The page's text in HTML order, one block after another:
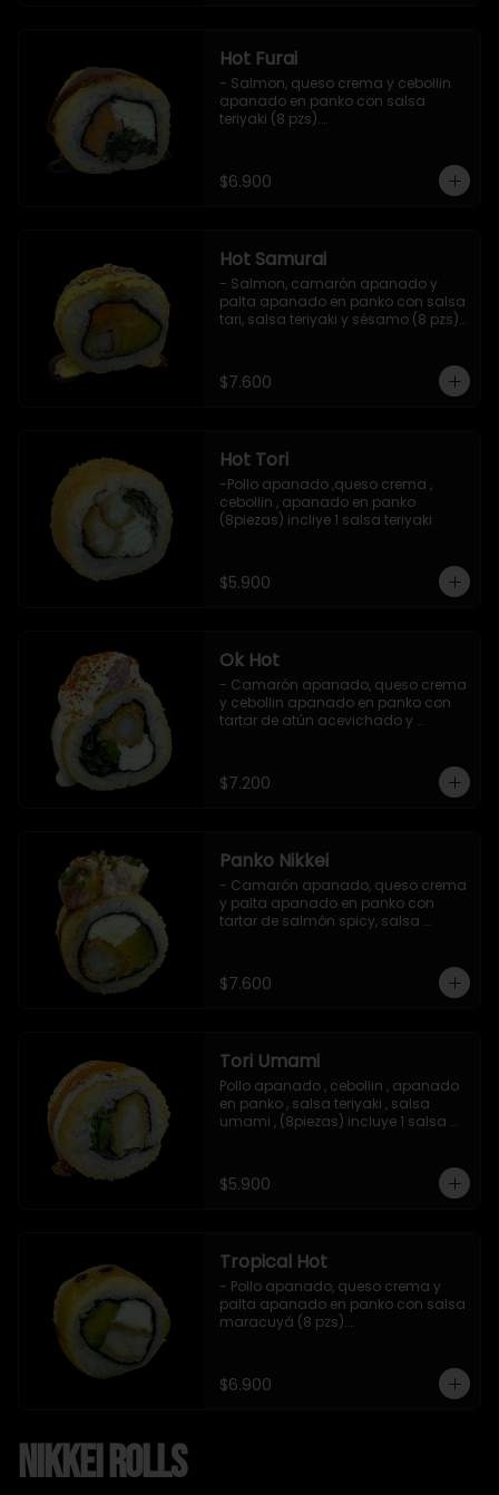
Hot Furai
- Salmon, queso crema y cebollin
apanado en panko con salsa
teriyaki (8 pzs).
$6.900
Hot Samurai
- Salmon, camarón apanado y
palta apanado en panko con salsa
tari, salsa teriyaki y sésamo (8 pzs).
$7.600
Hot Tori
-Pollo apanado ,queso crema ,
cebollin , apanado en panko
(8piezas) incliye 1 salsa teriyaki
$5.900
Ok Hot
- Camarón apanado, queso crema
y cebollin apanado en panko con
tartar de atún acevichado y
$7.200
Panko Nikkei
- Camarón apanado, queso crema
y palta apanado en panko con
tartar de salmón spicy, salsa
$7.600
Tori Umami
Pollo apanado , cebollin , apanado
en panko , salsa teriyaki , salsa
umami , (8piezas) incluye 1 salsa
$5.900
Tropical Hot
- Pollo apanado, queso crema y
palta apanado en panko con salsa
maracuyá (8 pzs).
$6.900
Nikkei Rolls